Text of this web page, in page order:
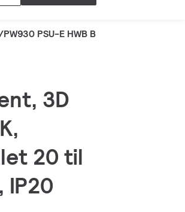
PSU-E HWB BK
3D
20 til